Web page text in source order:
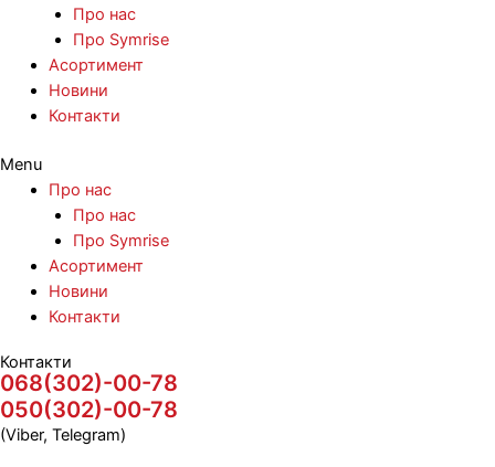
Про нас
Про Symrise
Асортимент
Новини
Контакти
Menu
Про нас
Про нас
Про Symrise
Асортимент
Новини
Контакти
Контакти
068(302)-00-78
050(302)-00-78
(Viber, Telegram)